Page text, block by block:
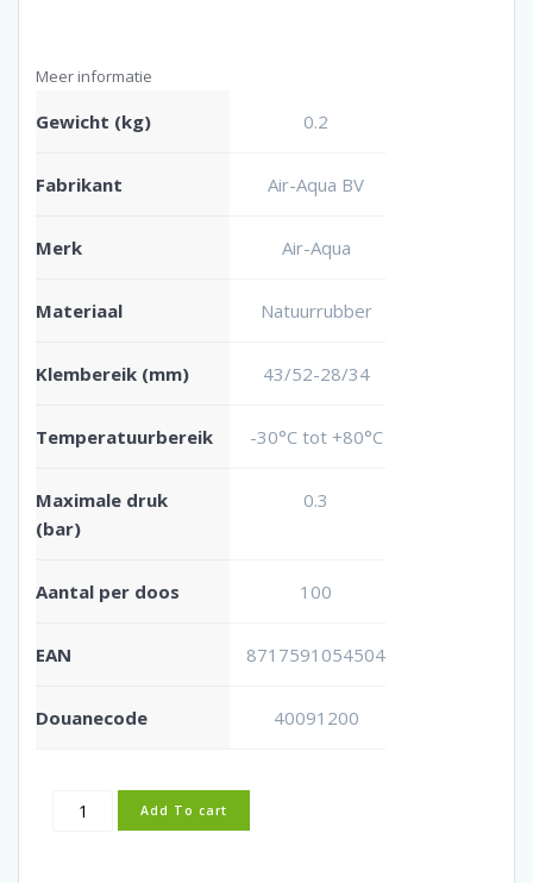
Meer informatie
Gewicht (kg) 0.2
Fabrikant Air-Aqua BV
Merk Air-Aqua
Materiaal Natuurrubber
Klembereik (mm) 43/52-28/34
Temperatuurbereik -30°C tot +80°C
Maximale druk
(bar)
0.3
Aantal per doos 100
EAN 8717591054504
Douanecode 40091200
Flexibele
rubber
Add To cart